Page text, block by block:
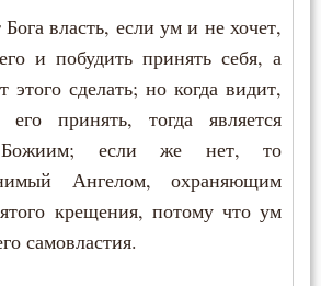
власть, если ум и не хочет,
и побудить принять себя, а
сделать; но когда видит,
принять, тогда является
Божиим; если же нет, то
Ангелом, охраняющим
крещения, потому что ум
самовластия.